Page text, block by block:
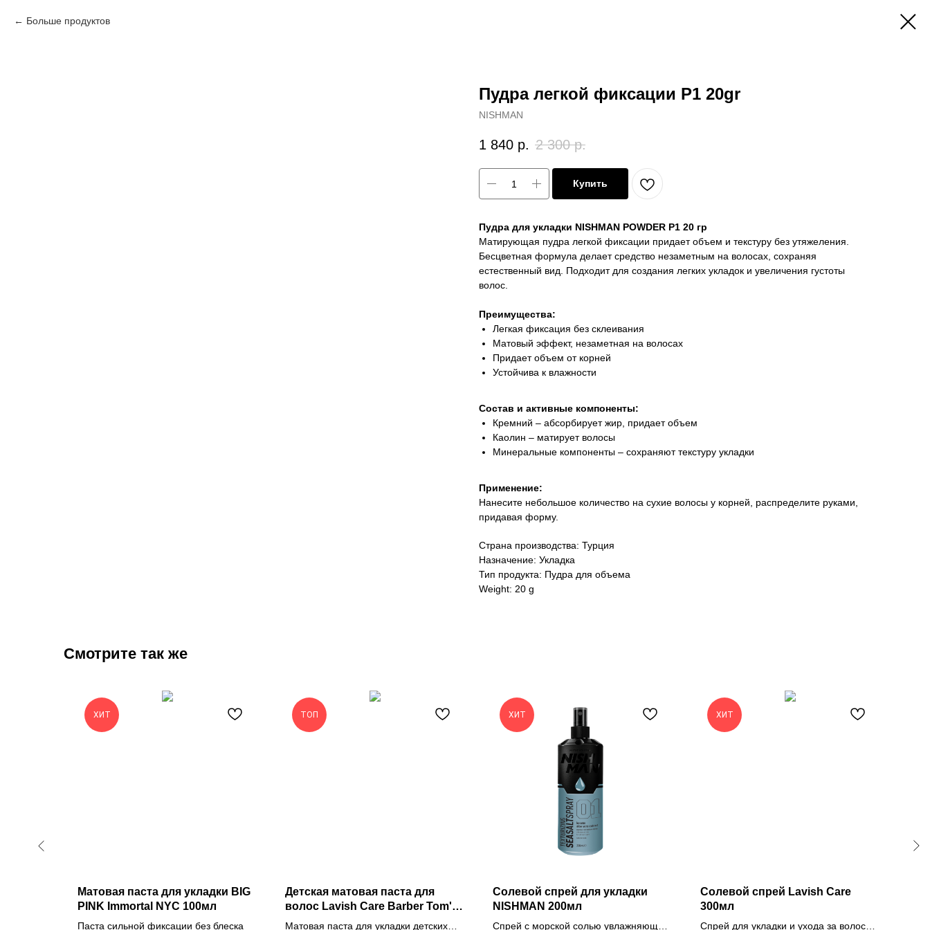
Больше продуктов
Пудра легкой фиксации P1 20gr
NISHMAN
1 840 р. 2 300 р.
Купить
Пудра для укладки NISHMAN POWDER P1 20 гр
Матирующая пудра легкой фиксации придает объем и текстуру без утяжеления.
Бесцветная формула делает средство незаметным на волосах, сохраняя
естественный вид. Подходит для создания легких укладок и увеличения густоты
волос.
Преимущества:
Легкая фиксация без склеивания
Матовый эффект, незаметная на волосах
Придает объем от корней
Устойчива к влажности
Состав и активные компоненты:
Кремний – абсорбирует жир, придает объем
Каолин – матирует волосы
Минеральные компоненты – сохраняют текстуру укладки
Применение:
Нанесите небольшое количество на сухие волосы у корней, распределите руками,
придавая форму.
Страна производства: Турция
Назначение: Укладка
Тип продукта: Пудра для объема
Weight: 20 g
Смотрите так же
ХИТ
Матовая паста для укладки BIG
PINK Immortal NYC 100мл
Паста сильной фиксации без блеска
ТОП
Детская матовая паста для
волос Lavish Care Barber Tom's
Kids
Матовая паста для укладки детских
ХИТ
Солевой спрей для укладки
NISHMAN 200мл
Спрей с морской солью увлажняющий
ХИТ
Солевой спрей Lavish Care
300мл
Спрей для укладки и ухода за волосом